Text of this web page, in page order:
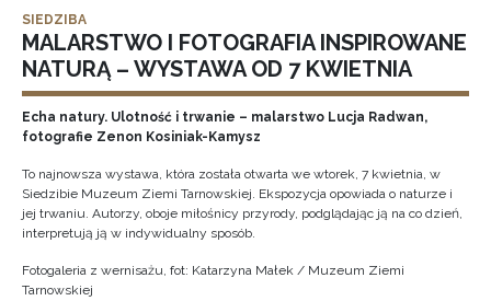
SIEDZIBA
MALARSTWO I FOTOGRAFIA INSPIROWANE
NATURĄ – WYSTAWA OD 7 KWIETNIA
Echa natury. Ulotność i trwanie – malarstwo Lucja Radwan,
fotografie Zenon Kosiniak-Kamysz
To najnowsza wystawa, która została otwarta we wtorek, 7 kwietnia, w
Siedzibie Muzeum Ziemi Tarnowskiej. Ekspozycja opowiada o naturze i
jej trwaniu. Autorzy, oboje miłośnicy przyrody, podglądając ją na co dzień,
interpretują ją w indywidualny sposób.
Fotogaleria z wernisażu, fot: Katarzyna Małek / Muzeum Ziemi
Tarnowskiej